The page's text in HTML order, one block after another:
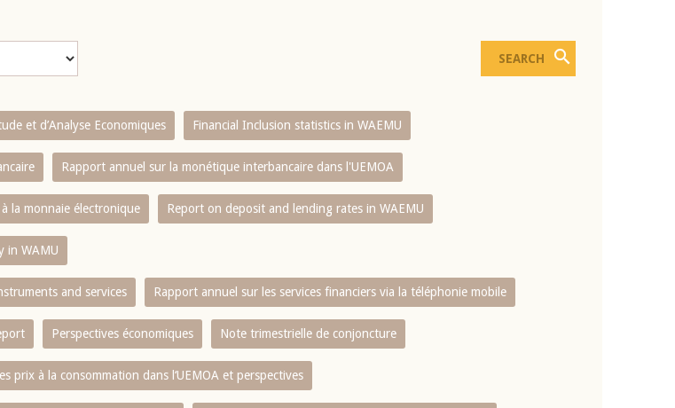
et d’Analyse Economiques Financial Inclusion statistics in WAEMU
Rapport annuel sur la monétique interbancaire dans l'UEMOA
la monnaie électronique Report on deposit and lending rates in WAEMU
in WAMU
and services Rapport annuel sur les services financiers via la téléphonie mobile
Perspectives économiques Note trimestrielle de conjoncture
prix à la consommation dans l‘UEMOA et perspectives